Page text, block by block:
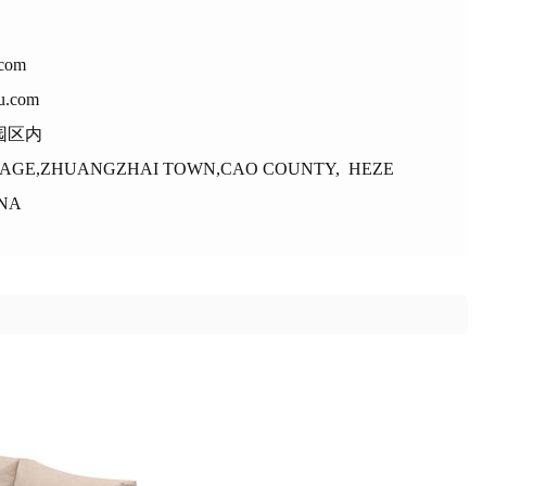
区内
TOWN,CAO COUNTY, HEZE